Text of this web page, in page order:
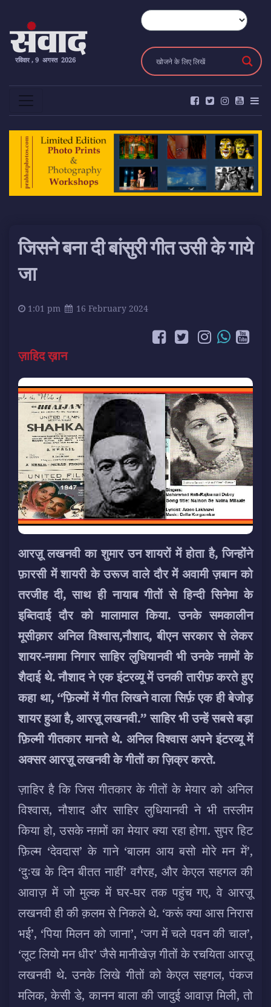
रविवार , 9 अगस्त 2026
जिसने बना दी बांसुरी गीत उसी के गाये
जा
1:01 pm 16 February 2024
ज़ाहिद ख़ान
आरज़ू लखनवी का शुमार उन शायरों में होता है, जिन्होंने
फ़ारसी में शायरी के उरूज वाले दौर में अवामी ज़बान को
तरजीह दी, साथ ही नायाब गीतों से हिन्दी सिनेमा के
इब्तिदाई दौर को मालामाल किया. उनके समकालीन
मूसीक़ार अनिल विश्वास,नौशाद, बीएन सरकारसे लेकर
शायर-नग़मा निगार साहिर लुधियानवी भी उनके नग़मों के
शैदाई थे. नौशाद ने एक इंटरव्यू में उनकी तारीफ़ करते हुए
कहा था, ‘‘फ़िल्मों में गीत लिखने वाला सिर्फ़ एक ही बेजोड़
शायर हुआ है, आरज़ू लखनवी.’’ साहिर भी उन्हें सबसे बड़ा
फ़िल्मी गीतकार मानते थे. अनिल विश्वास अपने इंटरव्यू में
अक्सर आरज़ू लखनवी के गीतों का ज़िक्र करते.
ज़ाहिर है कि जिस गीतकार के गीतों के मेयार को अनिल
विश्वास, नौशाद और साहिर लुधियानवी ने भी तस्लीम
किया हो, उसके नग़मों का मेयार क्या रहा होगा. सुपर हिट
फ़िल्म ‘देवदास’ के गाने ‘बालम आय बसो मोरे मन में’,
‘दुःख के दिन बीतत नाहीं’ वगैरह, और केएल सहगल की
आवाज़ में जो मुल्क में घर-घर तक पहुंच गए, वे आरज़ू
लखनवी ही की क़लम से निकले थे. ‘करूं क्या आस निरास
भई’, ‘पिया मिलन को जाना’, ‘जग में चले पवन की चाल’,
‘लूट लियो मन धीर’ जैसे मानीखेज़ गीतों के रचयिता आरज़ू
लखनवी थे. उनके लिखे गीतों को केएल सहगल, पंकज
मलिक, केसी डे, कानन बाला की जादुई आवाज़ मिली, तो